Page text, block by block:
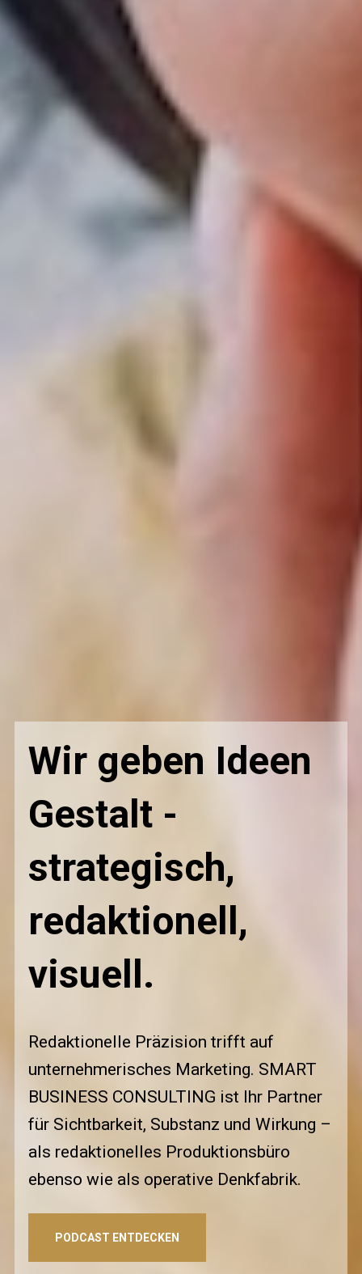
Wir geben Ideen
Gestalt -
strategisch,
redaktionell,
visuell.
Redaktionelle Präzision trifft auf
unternehmerisches Marketing. SMART
BUSINESS CONSULTING ist Ihr Partner
für Sichtbarkeit, Substanz und Wirkung –
als redaktionelles Produktionsbüro
ebenso wie als operative Denkfabrik.
PODCAST ENTDECKEN